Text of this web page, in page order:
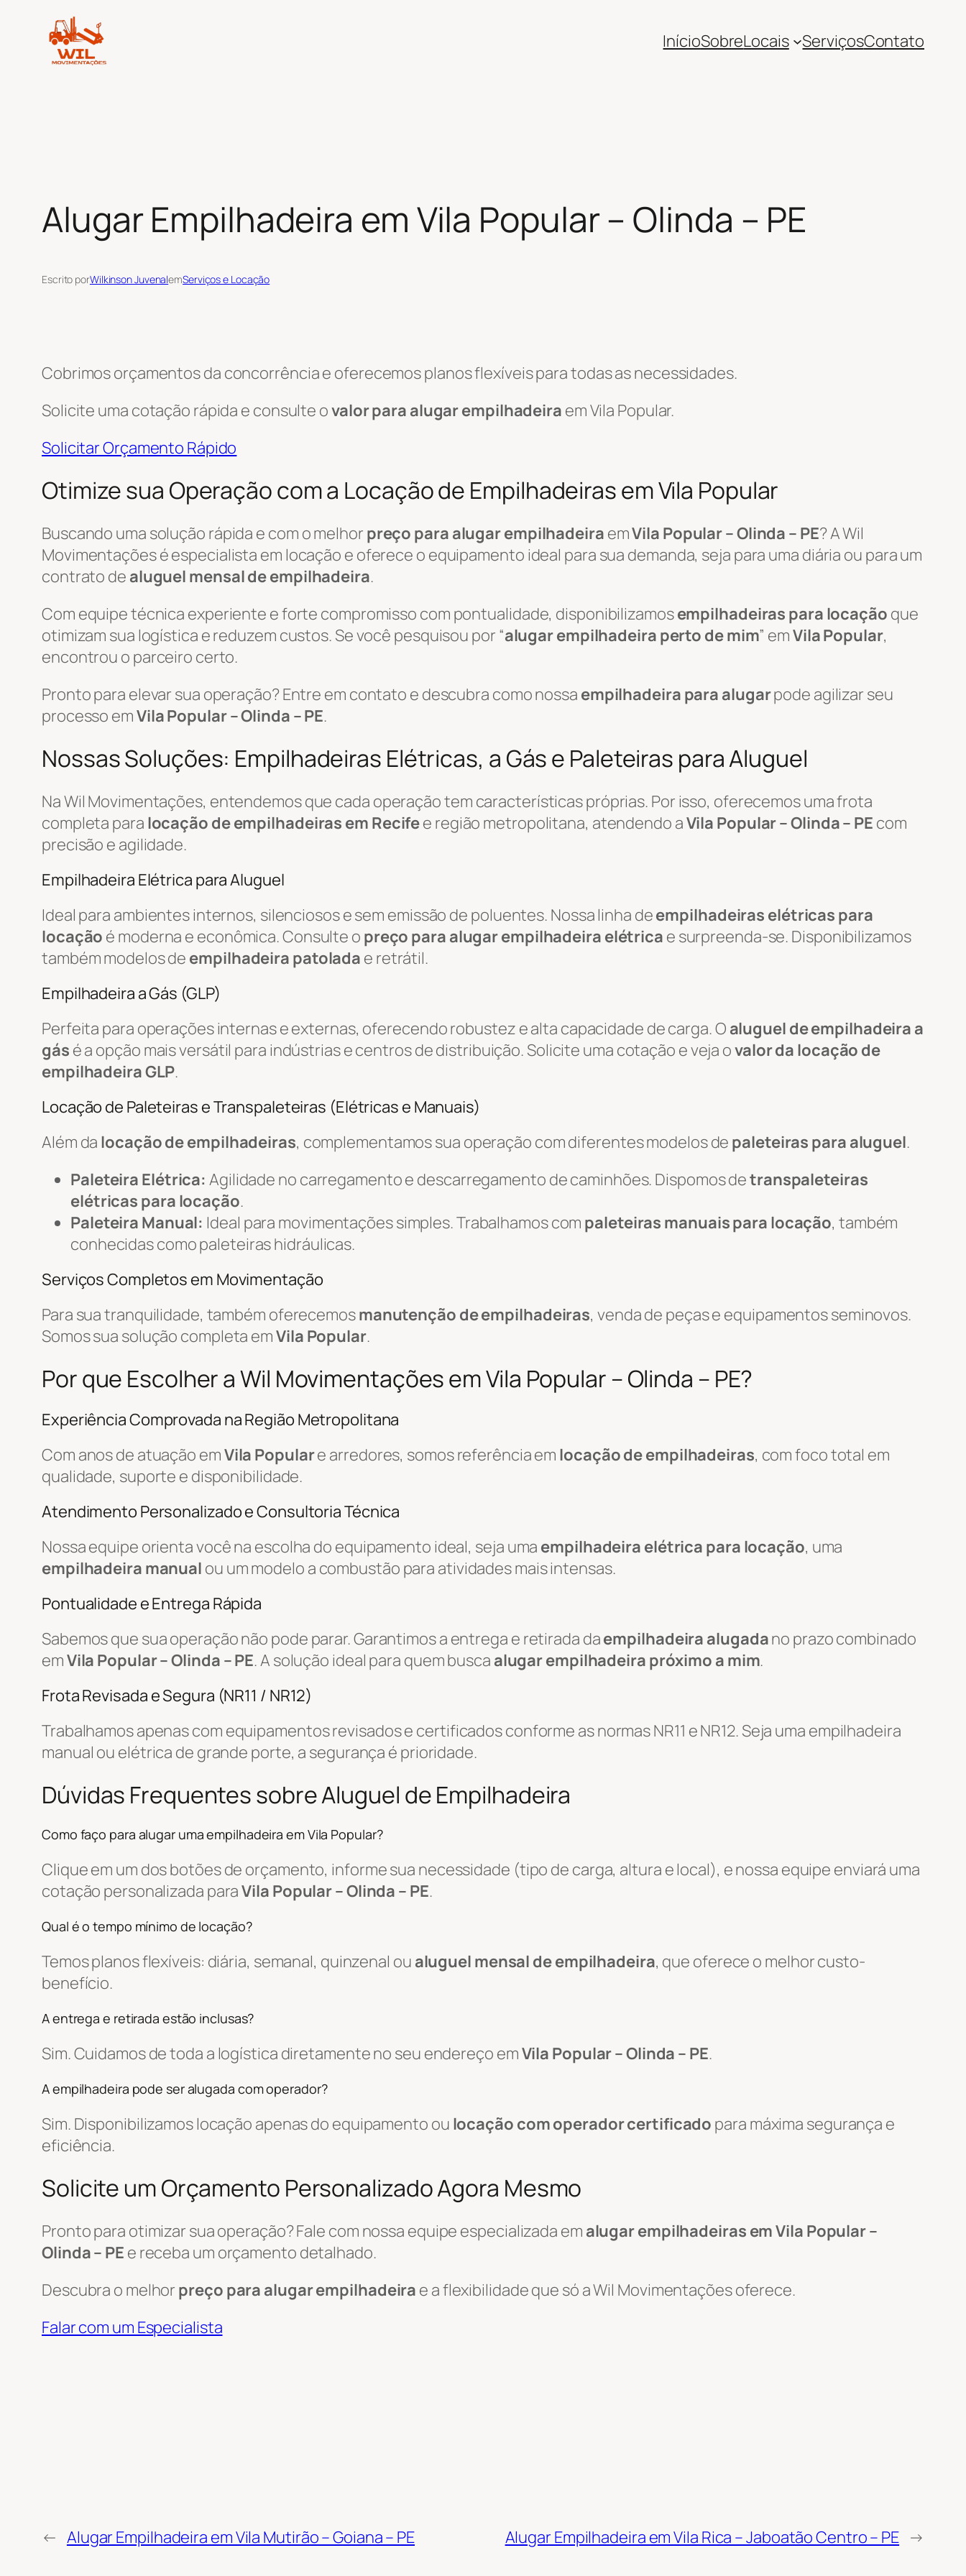
InícioSobreLocais ServiçosContato
Alugar Empilhadeira em Vila Popular – Olinda – PE
Escrito porWilkinson JuvenalemServiços e Locação
Cobrimos orçamentos da concorrência e oferecemos planos flexíveis para todas as necessidades.
Solicite uma cotação rápida e consulte ovalor para alugar empilhadeira em Vila Popular.
Solicitar Orçamento Rápido
Otimize sua Operação com a Locação de Empilhadeiras em Vila Popular
Buscando uma solução rápida e com o melhor preço para alugar empilhadeira emVila Popular – Olinda – PE? A Wil
Movimentações é especialista em locação e oferece o equipamento ideal para sua demanda, seja para uma diária ou para um
contrato de aluguel mensal de empilhadeira.
Com equipe técnica experiente e forte compromisso com pontualidade, disponibilizamosempilhadeiras para locação que
otimizam sua logística e reduzem custos. Se você pesquisou por “alugar empilhadeira perto de mim” emVila Popular,
encontrou o parceiro certo.
Pronto para elevar sua operação? Entre em contato e descubra como nossa empilhadeira para alugarpode agilizar seu
processo emVila Popular – Olinda – PE.
Nossas Soluções: Empilhadeiras Elétricas, a Gás e Paleteiras para Aluguel
Na Wil Movimentações, entendemos que cada operação tem características próprias. Por isso, oferecemos uma frota
completa para locação de empilhadeiras em Recifee região metropolitana, atendendo aVila Popular – Olinda – PE com
precisão e agilidade.
Empilhadeira Elétrica para Aluguel
Ideal para ambientes internos, silenciosos e sem emissão de poluentes. Nossa linha deempilhadeiras elétricas para
locação é moderna e econômica. Consulte o preço para alugar empilhadeira elétrica e surpreenda-se. Disponibilizamos
também modelos de empilhadeira patolada e retrátil.
Empilhadeira a Gás (GLP)
Perfeita para operações internas e externas, oferecendo robustez e alta capacidade de carga. O aluguel de empilhadeira a
gás é a opção mais versátil para indústrias e centros de distribuição. Solicite uma cotação e veja ovalor da locação de
empilhadeira GLP.
Locação de Paleteiras e Transpaleteiras (Elétricas e Manuais)
Além da locação de empilhadeiras, complementamos sua operação com diferentes modelos de paleteiras para aluguel.
Paleteira Elétrica: Agilidade no carregamento e descarregamento de caminhões. Dispomos detranspaleteiras
elétricas para locação.
Paleteira Manual: Ideal para movimentações simples. Trabalhamos com paleteiras manuais para locação, também
conhecidas como paleteiras hidráulicas.
Serviços Completos em Movimentação
Para sua tranquilidade, também oferecemosmanutenção de empilhadeiras, venda de peças e equipamentos seminovos.
Somos sua solução completa emVila Popular.
Por que Escolher a Wil Movimentações em Vila Popular – Olinda – PE?
Experiência Comprovada na Região Metropolitana
Com anos de atuação emVila Populare arredores, somos referência em locação de empilhadeiras, com foco total em
qualidade, suporte e disponibilidade.
Atendimento Personalizado e Consultoria Técnica
Nossa equipe orienta você na escolha do equipamento ideal, seja uma empilhadeira elétrica para locação, uma
empilhadeira manual ou um modelo a combustão para atividades mais intensas.
Pontualidade e Entrega Rápida
Sabemos que sua operação não pode parar. Garantimos a entrega e retirada daempilhadeira alugadano prazo combinado
emVila Popular – Olinda – PE. A solução ideal para quem busca alugar empilhadeira próximo a mim.
Frota Revisada e Segura (NR11 / NR12)
Trabalhamos apenas com equipamentos revisados e certificados conforme as normas NR11 e NR12. Seja uma empilhadeira
manual ou elétrica de grande porte, a segurança é prioridade.
Dúvidas Frequentes sobre Aluguel de Empilhadeira
Como faço para alugar uma empilhadeira em Vila Popular?
Clique em um dos botões de orçamento, informe sua necessidade (tipo de carga, altura e local), e nossa equipe enviará uma
cotação personalizada paraVila Popular – Olinda – PE.
Qual é o tempo mínimo de locação?
Temos planos flexíveis: diária, semanal, quinzenal ou aluguel mensal de empilhadeira, que oferece o melhor custo-
benefício.
A entrega e retirada estão inclusas?
Sim. Cuidamos de toda a logística diretamente no seu endereço emVila Popular – Olinda – PE.
A empilhadeira pode ser alugada com operador?
Sim. Disponibilizamos locação apenas do equipamento ou locação com operador certificado para máxima segurança e
eficiência.
Solicite um Orçamento Personalizado Agora Mesmo
Pronto para otimizar sua operação? Fale com nossa equipe especializada em alugar empilhadeiras em Vila Popular –
Olinda – PE e receba um orçamento detalhado.
Descubra o melhor preço para alugar empilhadeira e a flexibilidade que só a Wil Movimentações oferece.
Falar com um Especialista
← Alugar Empilhadeira em Vila Mutirão – Goiana – PE Alugar Empilhadeira em Vila Rica – Jaboatão Centro – PE →